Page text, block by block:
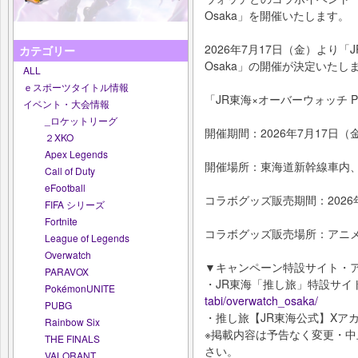
カテゴリー
ALL
ｅスポーツタイトル情報
イベント・大会情報
_ロケットリーグ
２XKO
Apex Legends
Call of Duty
eFootball
FIFA シリーズ
Fortnite
League of Legends
Overwatch
PARAVOX
PokémonUNITE
PUBG
Rainbow Six
THE FINALS
Osaka」を開催いたします。
2026年7月17日（金）より「
Osaka」の開催が決定いたし
「JR東海×オーバーウォッチ
開催期間：2026年7月17日（
開催場所：東海道新幹線車内
コラボグッズ販売期間：
コラボグッズ販売場所：アニ
▼キャンペーン特設サイト・
・JR東海「推し旅」特設サイ
tabi/overwatch_osaka/
・推し旅【JR東海公式】Xア
※掲載内容は予告なく変更・
さい。